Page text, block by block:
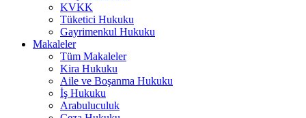
KVKK
Tüketici Hukuku
Gayrimenkul Hukuku
Makaleler
Tüm Makaleler
Kira Hukuku
Aile ve Boşanma Hukuku
İş Hukuku
Arabuluculuk